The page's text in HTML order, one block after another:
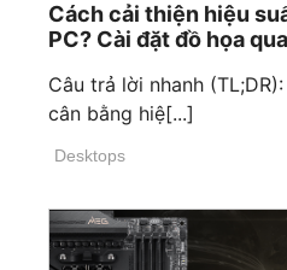
Cách cải thiện hiệu
PC? Cài đặt đồ họa
Câu trả lời nhanh
cân bằng hiệ[...]
Desktops